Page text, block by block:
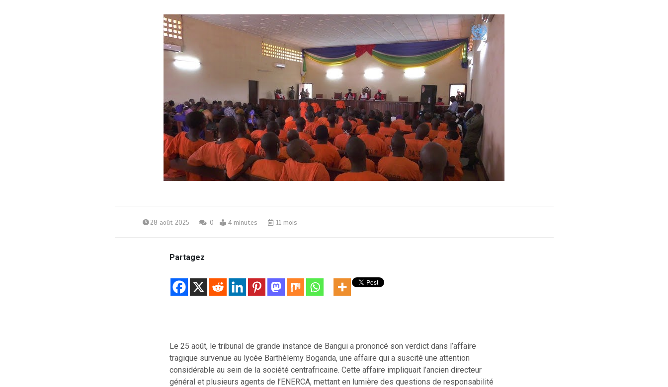
28 août 2025 0 4 minutes 11 mois
Partagez
Le 25 août, le tribunal de grande instance de Bangui a prononcé son verdict dans l’affaire
tragique survenue au lycée Barthélemy Boganda, une affaire qui a suscité une attention
considérable au sein de la société centrafricaine. Cette affaire impliquait l’ancien directeur
général et plusieurs agents de l’ENERCA, mettant en lumière des questions de responsabilité